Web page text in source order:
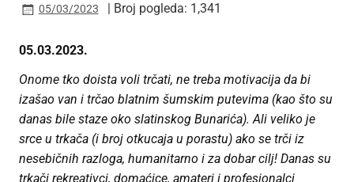
05/03/2023 | Broj pogleda: 1,341
05.03.2023.
Onome tko doista voli trčati, ne treba motivacija da bi
izašao van i trčao blatnim šumskim putevima (kao što su
danas bile staze oko slatinskog Bunarića). Ali veliko je
srce u trkača (i broj otkucaja u porastu) ako se trči iz
nesebičnih razloga, humanitarno i za dobar cilj! Danas su
trkači rekreativci, domaćice, amateri i profesionalci